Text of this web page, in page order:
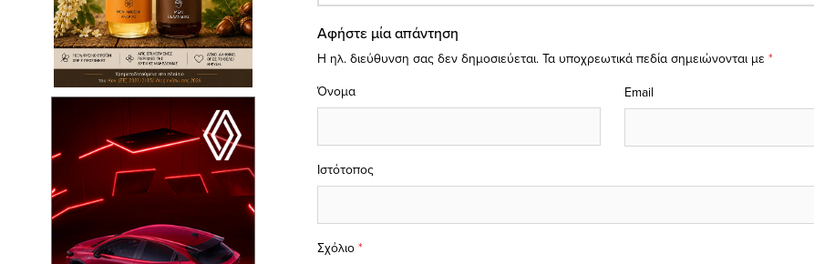
Αφήστε μία απάντηση
Η ηλ. διεύθυνση σας δεν δημοσιεύεται. Τα υποχρεωτικά πεδία σημειώνονται με *
Σχόλιο *
Όνομα Email
Ιστότοπος